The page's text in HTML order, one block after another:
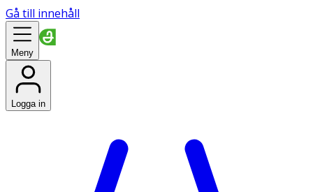
Gå till innehåll
Meny
Logga in